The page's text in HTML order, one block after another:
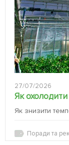
27/07/2026
Як
Як знизити
Поради та